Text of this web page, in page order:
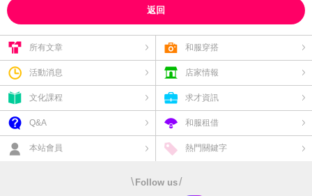
返回
所有文章 和服穿搭
活動消息 店家情報
文化課程 求才資訊
Q&A 和服租借
本站會員 熱門關鍵字
\ Follow us/